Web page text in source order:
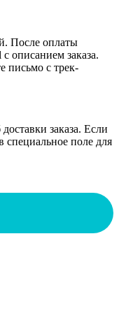
После оплаты
описанием заказа.
письмо с трек-
заказа. Если
специальное поле для